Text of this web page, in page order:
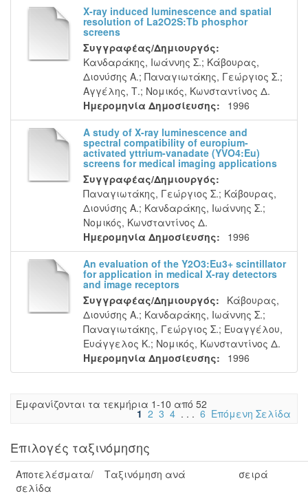
X-ray induced luminescence and spatial
resolution of La2O2S:Tb phosphor
screens
Συγγραφέας/Δημιουργός:
Κανδαράκης, Ιωάννης Σ.; Κάβουρας,
Διονύσης Α.; Παναγιωτάκης, Γεώργιος Σ.;
Αγγέλης, Τ.; Νομικός, Κωνσταντίνος Δ.
Ημερομηνία Δημοσίευσης:
1996
A study of X-ray luminescence and
spectral compatibility of europium-
activated yttrium-vanadate (YVO4:Eu)
screens for medical imaging applications
Συγγραφέας/Δημιουργός:
Παναγιωτάκης, Γεώργιος Σ.; Κάβουρας,
Διονύσης Α.; Κανδαράκης, Ιωάννης Σ.;
Νομικός, Κωνσταντίνος Δ.
Ημερομηνία Δημοσίευσης:
1996
An evaluation of the Y2O3:Eu3+ scintillator
for application in medical X-ray detectors
and image receptors
Συγγραφέας/Δημιουργός:
Κάβουρας,
Διονύσης Α.; Κανδαράκης, Ιωάννης Σ.;
Παναγιωτάκης, Γεώργιος Σ.; Ευαγγέλου,
Ευάγγελος Κ.; Νομικός, Κωνσταντίνος Δ.
Ημερομηνία Δημοσίευσης:
1996
Eμφανίζονται τα τεκμήρια 1-10 από 52
1 2 3 4 . . . 6 Επόμενη Σελίδα
Επιλογές ταξινόμησης
Αποτελέσματα/
σελίδα
Ταξινόμηση ανά σειρά